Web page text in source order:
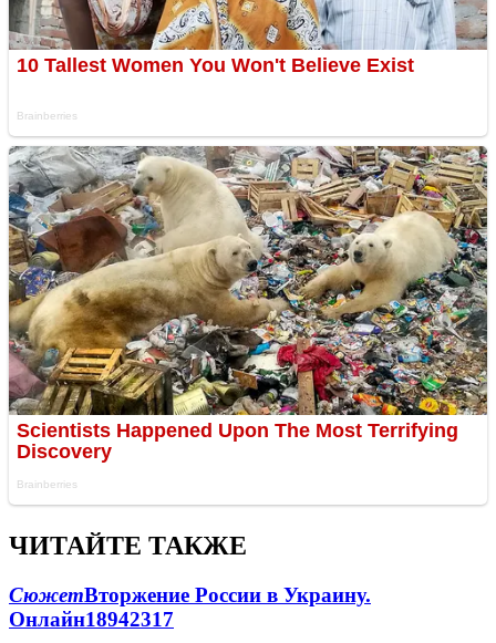
ЧИТАЙТЕ ТАКЖЕ
СюжетВторжение России в Украину.
Онлайн18942317